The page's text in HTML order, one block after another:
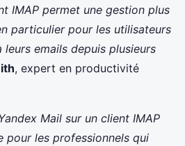
IMAP permet une gestion plus
particulier pour les utilisateurs
emails depuis plusieurs
, expert en productivité
Mail sur un client IMAP
pour les professionnels qui